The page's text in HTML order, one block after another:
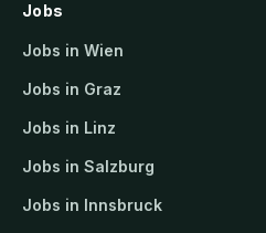
Jobs
Jobs in Wien
Jobs in Graz
Jobs in Linz
Jobs in Salzburg
Jobs in Innsbruck